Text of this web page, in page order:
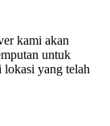
kami akan
untuk
lokasi yang telah